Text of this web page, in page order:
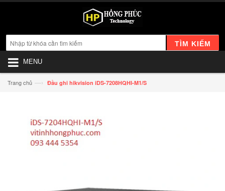
TÌM KIẾM
MENU
Trang chủ —› Đầu ghi hikvision iDS-7208HQHI-M1/S